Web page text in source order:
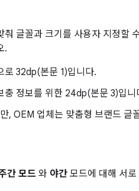
글꼴과 크기를 사용자 지정할
.
로 32dp(본문 1)입니다.
충 정보를 위한 24dp(본문 3)입니
, OEM 업체는 맞춤형 브랜드 글
간 모드 와 야간 모드에 대해 서